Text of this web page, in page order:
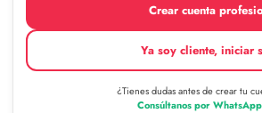
Crear cuenta
Ya soy cliente, iniciar
¿Tienes dudas antes de crear tu
Consúltanos por WhatsApp